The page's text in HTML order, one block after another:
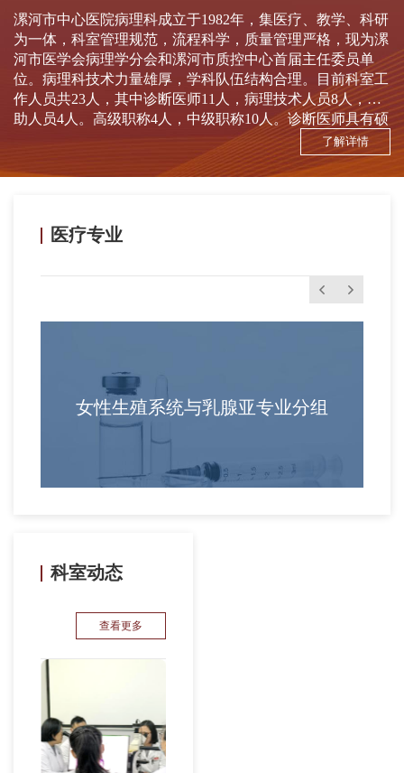
漯河市中心医院病理科成立于1982年，集医疗、教学、科研
为一体，科室管理规范，流程科学，质量管理严格，现为漯
河市医学会病理学分会和漯河市质控中心首届主任委员单
位。病理科技术力量雄厚，学科队伍结构合理。目前科室工
作人员共23人，其中诊断医师11人，病理技术人员8人，辅
助人员4人。高级职称4人，中级职称10人。诊断医师具有硕
士学位8人，病理技师具有硕士学位4人。目前担任河南省医
学会病理学分会常委1人、河南省医师协会病理学分会常委1
人、中国老年医学会病理学分会常委1人，10余人次担任省
了解详情
医疗专业
女性生殖系统与乳腺亚专业分组
科室动态
查看更多